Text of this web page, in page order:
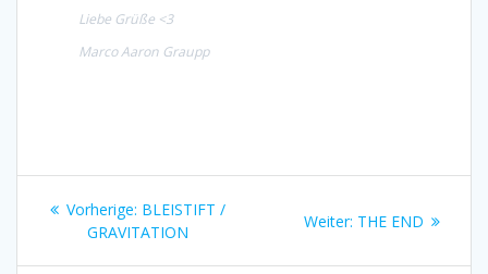
Liebe Grüße <3
Marco Aaron Graupp
Beitragsnavigation
Vorherige: Vorheriger
Beitrag:
BLEISTIFT /
GRAVITATION
Weiter: Nächster
THE END